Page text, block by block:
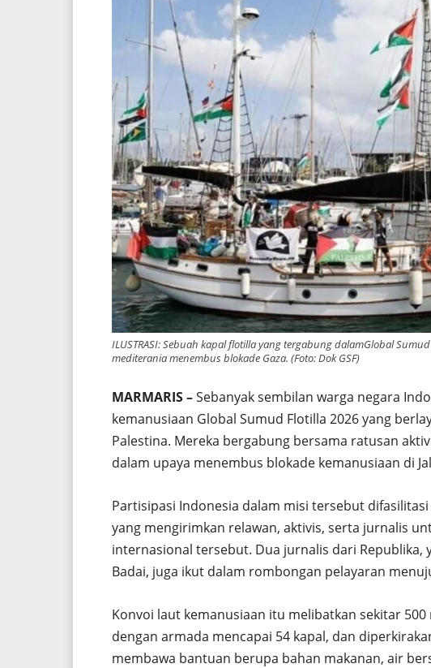
ILUSTRASI: Sebuah kapal flotilla yang tergabung dalamGlobal
mediterania menembus blokade Gaza. (Foto: Dok GSF)
MARMARIS –Sebanyak sembilan warga negara
kemanusiaan Global Sumud Flotilla 2026 yang
Palestina. Mereka bergabung bersama ratusan
dalam upaya menembus blokade kemanusiaan di
Partisipasi Indonesia dalam misi tersebut
yang mengirimkan relawan, aktivis, serta jurnalis
internasional tersebut. Dua jurnalis dari Republika,
Badai, juga ikut dalam rombongan pelayaran
Konvoi laut kemanusiaan itu melibatkan sekitar
dengan armada mencapai 54 kapal, dan
membawa bantuan berupa bahan makanan, air